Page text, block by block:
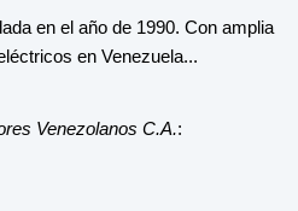
en el año de 1990. Con amplia
en Venezuela...
Venezolanos C.A.: